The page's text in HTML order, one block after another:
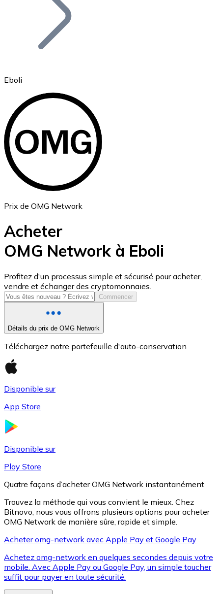
Ethereum
ETH
USD Coin
USDC
XRP
XRP
Eboli
Prix de OMG Network
Acheter
OMG Network à Eboli
Profitez d'un processus simple et sécurisé pour acheter,
vendre et échanger des cryptomonnaies.
Commencer
Détails du prix de OMG Network
Téléchargez notre portefeuille d'auto-conservation
Disponible sur
App Store
Disponible sur
Play Store
Quatre façons d’acheter OMG Network instantanément
Trouvez la méthode qui vous convient le mieux. Chez
Bitnovo, nous vous offrons plusieurs options pour acheter
OMG Network de manière sûre, rapide et simple.
Acheter omg-network avec Apple Pay et Google Pay
Achetez omg-network en quelques secondes depuis votre
mobile. Avec Apple Pay ou Google Pay, un simple toucher
suffit pour payer en toute sécurité.